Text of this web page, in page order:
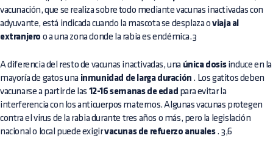
vacunación, que se realiza sobre todo mediante vacunas inactivadas con
adyuvante, está indicada cuando la mascota se desplaza oviaja al
extranjero o a una zona donde la rabia es endémica.3
A diferencia del resto de vacunas inactivadas, una única dosisinduce en la
mayoría de gatos una inmunidad de larga duración . Los gatitos deben
vacunarse a partir de las 12-16 semanas de edad para evitar la
interferencia con los anticuerpos maternos. Algunas vacunas protegen
contra el virus de la rabia durante tres años o más, pero la legislación
nacional o local puede exigirvacunas de refuerzo anuales. 3,6